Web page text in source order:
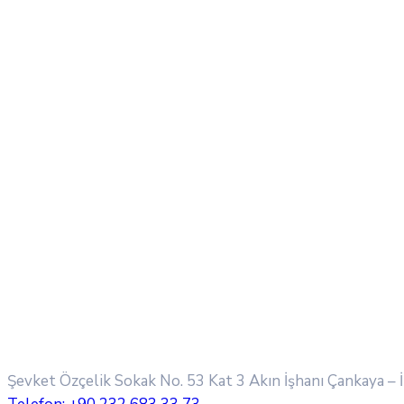
Şevket Özçelik Sokak No. 53 Kat 3 Akın İşhanı Çankaya –